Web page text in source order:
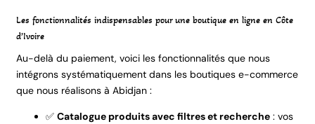
Les fonctionnalités indispensables pour une boutique en ligne en Côte
d’Ivoire
Au-delà du paiement, voici les fonctionnalités que nous
intégrons systématiquement dans les boutiques e-commerce
que nous réalisons à Abidjan :
✅ Catalogue produits avec filtres et recherche : vos